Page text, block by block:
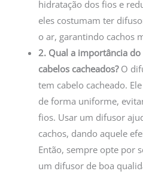
hidratação dos fios e
eles costumam ter
o ar, garantindo cachos
2. Qual a importância
cabelos cacheados?O
tem cabelo cacheado.
de forma uniforme,
fios. Usar um difusor
cachos, dando aquele
Então, sempre opte por
um difusor de boa